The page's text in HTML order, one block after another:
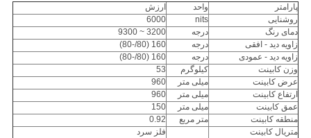
پارامتر واحد
ارزش
روشنایی
nits
6000
دمای رنگ
درجه
3200 ~ 9300
زاویه دید - افقی
درجه
160 (80/-80)
زاویه دید - عمودی
درجه
160 (80/-80)
وزن کابینت
کیلوگرم
53
عرض کابینت
میلی متر
960
ارتفاع کابینت
میلی متر
960
عمق کابینت
میلی متر
150
منطقه کابینت
متر مربع
0.92
متریال کابینت
فلز سرد